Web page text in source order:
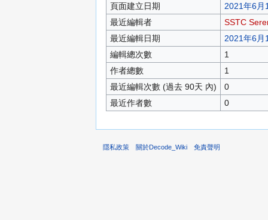
頁面建立日期
2021年6月
最近編輯者
SSTC
最近編輯日期
2021年6月
編輯總次數
1
作者總數
1
最近編輯次數 (過去 90天 內)
0
最近作者數
0
隱私政策 關於Decode_Wiki 免責聲明